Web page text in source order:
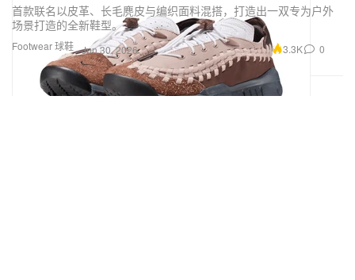
Footwear 球鞋
首款联名以皮革、长毛麂皮与编织面料混搭，打造出一双专为户外
场景打造的全新鞋型。
Jun 30, 2026 3.3K 0